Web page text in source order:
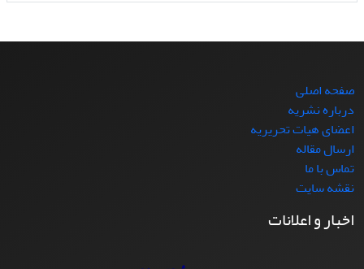
صفحه اصلی
درباره نشریه
اعضای هیات تحریریه
ارسال مقاله
تماس با ما
نقشه سایت
اخبار و اعلانات